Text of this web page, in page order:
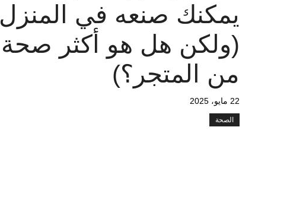
يمكنك صنعه في المنزل
(ولكن هل هو أكثر صحة
من المتجر؟)
22 مايو، 2025
الصحة